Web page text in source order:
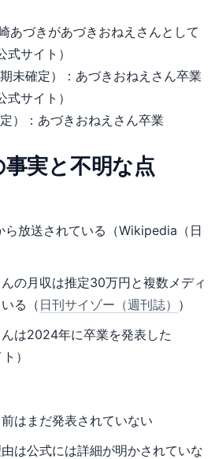
あづきがあづきおねえさんとして
サイト）
未確定）
：あづきおねえさん卒業
サイト）
）
：あづきおねえさん卒業
実と不明な点
ら放送されている（Wikipedia（日
の月収は推定30万円と複数メディ
る（ 日刊サイゾー（週刊誌） ）
は2024年に卒業を発表した
）
はまだ発表されていない
は公式には詳細が明かされていな